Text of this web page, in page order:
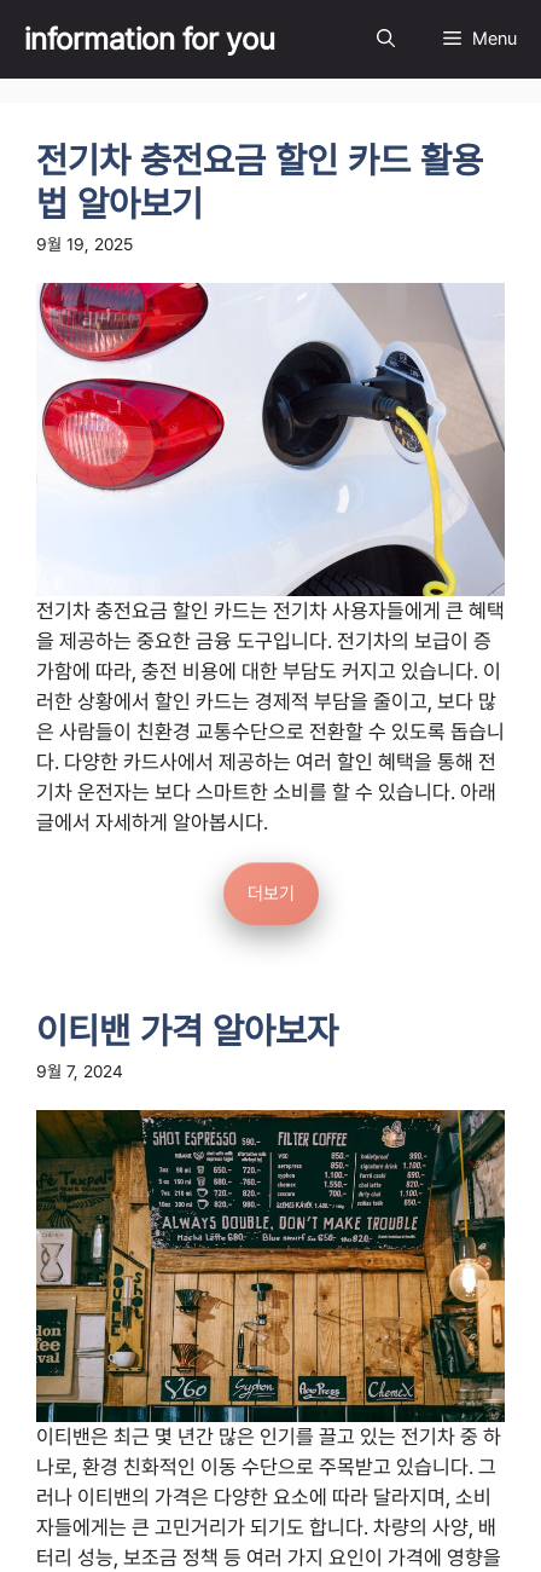
content
information for you Menu
전기차 충전요금 할인 카드 활용
법 알아보기
9월 19, 2025
전기차 충전요금 할인 카드는 전기차 사용자들에게 큰 혜택
을 제공하는 중요한 금융 도구입니다. 전기차의 보급이 증
가함에 따라, 충전 비용에 대한 부담도 커지고 있습니다. 이
러한 상황에서 할인 카드는 경제적 부담을 줄이고, 보다 많
은 사람들이 친환경 교통수단으로 전환할 수 있도록 돕습니
다. 다양한 카드사에서 제공하는 여러 할인 혜택을 통해 전
기차 운전자는 보다 스마트한 소비를 할 수 있습니다. 아래
글에서 자세하게 알아봅시다.
더보기
이티밴 가격 알아보자
9월 7, 2024
이티밴은 최근 몇 년간 많은 인기를 끌고 있는 전기차 중 하
나로, 환경 친화적인 이동 수단으로 주목받고 있습니다. 그
러나 이티밴의 가격은 다양한 요소에 따라 달라지며, 소비
자들에게는 큰 고민거리가 되기도 합니다. 차량의 사양, 배
터리 성능, 보조금 정책 등 여러 가지 요인이 가격에 영향을